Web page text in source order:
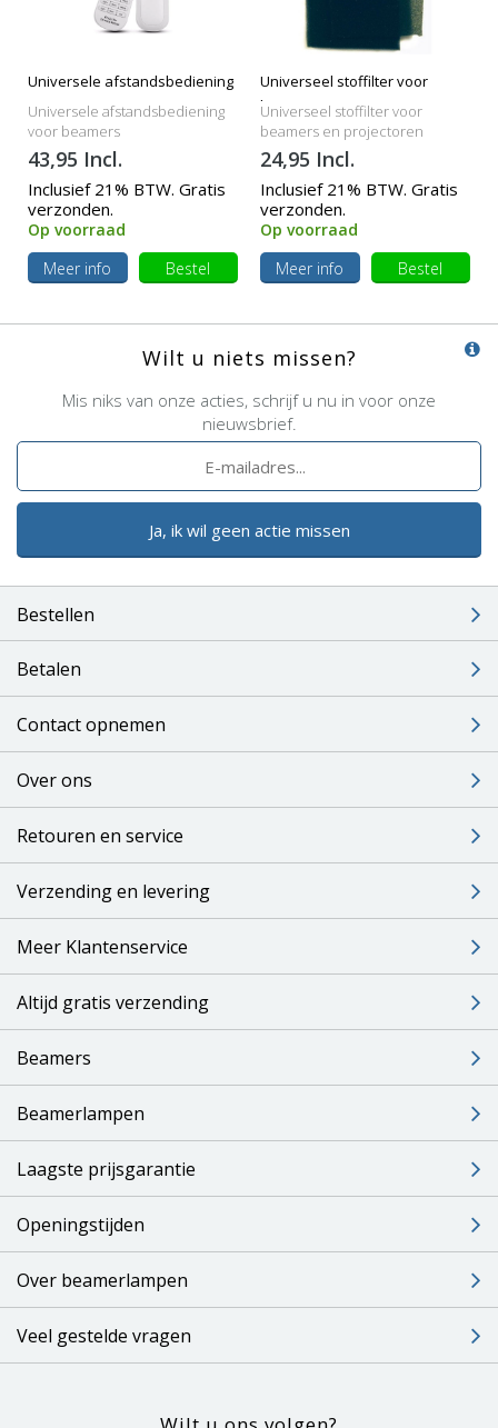
Universele afstandsbediening
Universele afstandsbediening
voor beamers
43,95 Incl.
Inclusief 21% BTW. Gratis
verzonden.
Op voorraad
Meer info
Bestel
Universeel stoffilter voor
beamers
Universeel stoffilter voor
beamers en projectoren
24,95 Incl.
Inclusief 21% BTW. Gratis
verzonden.
Op voorraad
Meer info
Bestel
Wilt u niets missen?
Mis niks van onze acties, schrijf u nu in voor onze
nieuwsbrief.
Ja, ik wil geen actie missen
Bestellen
Betalen
Contact opnemen
Over ons
Retouren en service
Verzending en levering
Meer Klantenservice
Altijd gratis verzending
Beamers
Beamerlampen
Laagste prijsgarantie
Openingstijden
Over beamerlampen
Veel gestelde vragen